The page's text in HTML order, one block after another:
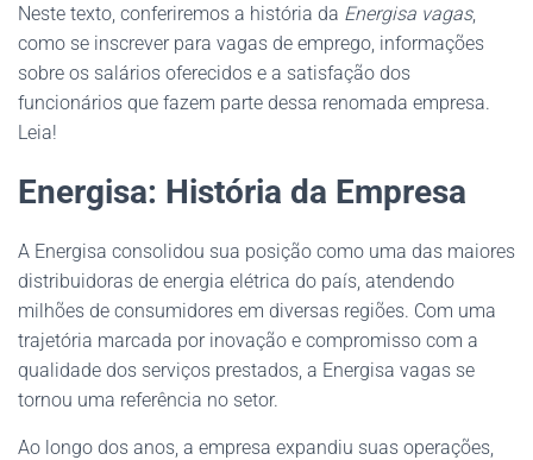
Neste texto, conferiremos a história da Energisa vagas,
como se inscrever para vagas de emprego, informações
sobre os salários oferecidos e a satisfação dos
funcionários que fazem parte dessa renomada empresa.
Leia!
Energisa: História da Empresa
A Energisa consolidou sua posição como uma das maiores
distribuidoras de energia elétrica do país, atendendo
milhões de consumidores em diversas regiões. Com uma
trajetória marcada por inovação e compromisso com a
qualidade dos serviços prestados, a Energisa vagas se
tornou uma referência no setor.
Ao longo dos anos, a empresa expandiu suas operações,